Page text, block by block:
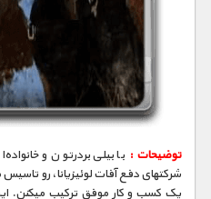
توضیحات : با بیلی بردرتون و
شرکتهای دفع آفات لوئیزیانا، رو تاسیس